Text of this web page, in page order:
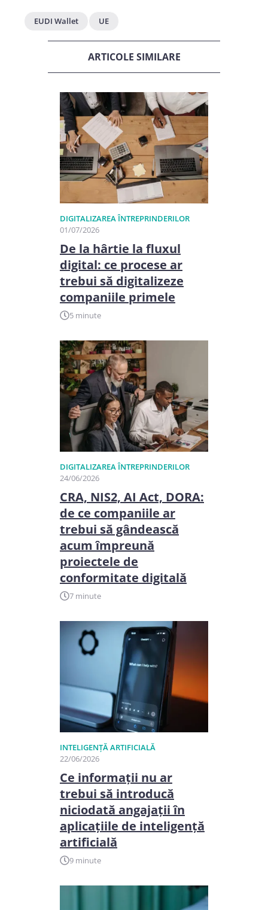
EUDI Wallet UE
ARTICOLE SIMILARE
DIGITALIZAREA ÎNTREPRINDERILOR
01/07/2026
De la hârtie la fluxul
digital: ce procese ar
trebui să digitalizeze
companiile primele
5 minute
DIGITALIZAREA ÎNTREPRINDERILOR
24/06/2026
CRA, NIS2, AI Act, DORA:
de ce companiile ar
trebui să gândească
acum împreună
proiectele de
conformitate digitală
7 minute
INTELIGENȚĂ ARTIFICIALĂ
22/06/2026
Ce informații nu ar
trebui să introducă
niciodată angajații în
aplicațiile de inteligență
artificială
9 minute